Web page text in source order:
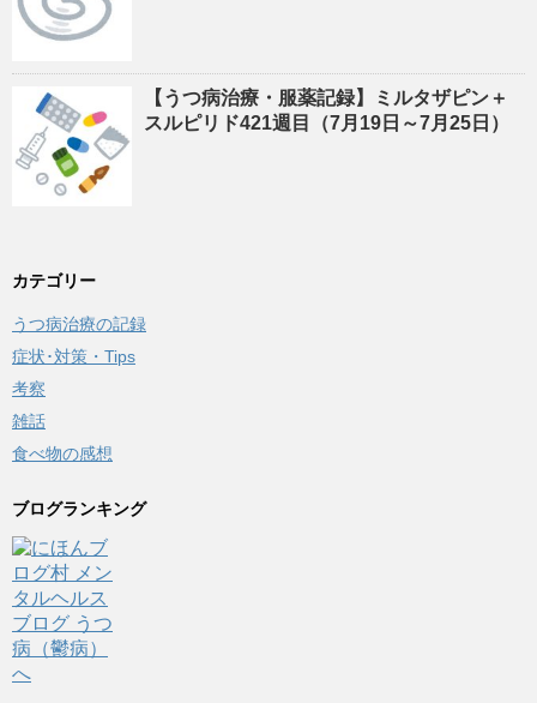
【うつ病治療・服薬記録】ミルタザピン＋
スルピリド421週目（7月19日～7月25日）
カテゴリー
うつ病治療の記録
症状･対策・Tips
考察
雑話
食べ物の感想
ブログランキング